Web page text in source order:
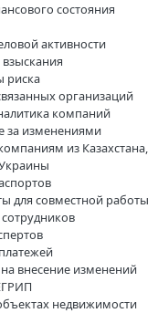
состояния
активности
риска
организаций
компаний
за изменениями
из Казахстана,
для совместной работы
внесение изменений
недвижимости